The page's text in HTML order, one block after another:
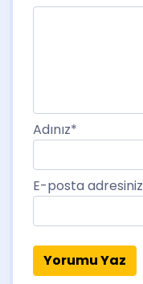
Adınız*
E-posta adresiniz